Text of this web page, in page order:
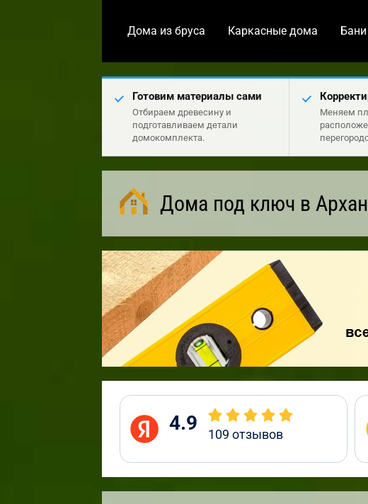
Дома из бруса Каркасные дома
Готовим материалы сами
Отбираем древесину и
подготавливаем детали
домокомплекта.
Меняем
Дома под ключ в
4.9 109 отзывов